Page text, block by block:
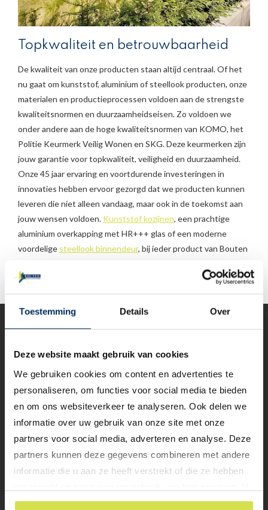
Toestemming Details Over
Deze website maakt gebruik van cookies
We gebruiken cookies om content en advertenties te
personaliseren, om functies voor social media te bieden
en om ons websiteverkeer te analyseren. Ook delen we
informatie over uw gebruik van onze site met onze
partners voor social media, adverteren en analyse. Deze
partners kunnen deze gegevens combineren met andere
informatie die u aan ze heeft verstrekt of die ze hebben
gaat akkoord met onze cookies als u onze website blijft
Topkwaliteit en betrouwbaarheid
De kwaliteit van onze producten staan altijd centraal. Of het
nu gaat om kunststof, aluminium of steellook producten, onze
materialen en productieprocessen voldoen aan de strengste
kwaliteitsnormen en duurzaamheidseisen. Zo voldoen we
onder andere aan de hoge kwaliteitsnormen van KOMO, het
Politie Keurmerk Veilig Wonen en SKG. Deze keurmerken zijn
jouw garantie voor topkwaliteit, veiligheid en duurzaamheid.
Onze 45 jaar ervaring en voortdurende investeringen in
innovaties hebben ervoor gezorgd dat we producten kunnen
leveren die niet alleen vandaag, maar ook in de toekomst aan
jouw wensen voldoen. Kunststof kozijnen, een prachtige
aluminium overkapping met HR+++ glas of een moderne
voordelige steellook binnendeur, bij ieder product van Bouten
topkwaliteit waar je jarenlang van kunt genieten.